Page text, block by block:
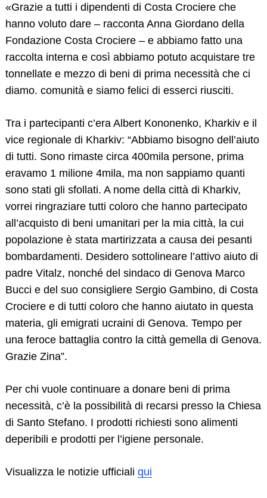
«Grazie a tutti i dipendenti di Costa Crociere che
hanno voluto dare – racconta Anna Giordano della
Fondazione Costa Crociere – e abbiamo fatto una
raccolta interna e così abbiamo potuto acquistare tre
tonnellate e mezzo di beni di prima necessità che ci
diamo. comunità e siamo felici di esserci riusciti.
Tra i partecipanti c’era Albert Kononenko, Kharkiv e il
vice regionale di Kharkiv: “Abbiamo bisogno dell’aiuto
di tutti. Sono rimaste circa 400mila persone, prima
eravamo 1 milione 4mila, ma non sappiamo quanti
sono stati gli sfollati. A nome della città di Kharkiv,
vorrei ringraziare tutti coloro che hanno partecipato
all’acquisto di beni umanitari per la mia città, la cui
popolazione è stata martirizzata a causa dei pesanti
bombardamenti. Desidero sottolineare l’attivo aiuto di
padre Vitalz, nonché del sindaco di Genova Marco
Bucci e del suo consigliere Sergio Gambino, di Costa
Crociere e di tutti coloro che hanno aiutato in questa
materia, gli emigrati ucraini di Genova. Tempo per
una feroce battaglia contro la città gemella di Genova.
Grazie Zina”.
Per chi vuole continuare a donare beni di prima
necessità, c’è la possibilità di recarsi presso la Chiesa
di Santo Stefano. I prodotti richiesti sono alimenti
deperibili e prodotti per l’igiene personale.
Visualizza le notizie ufficiali qui